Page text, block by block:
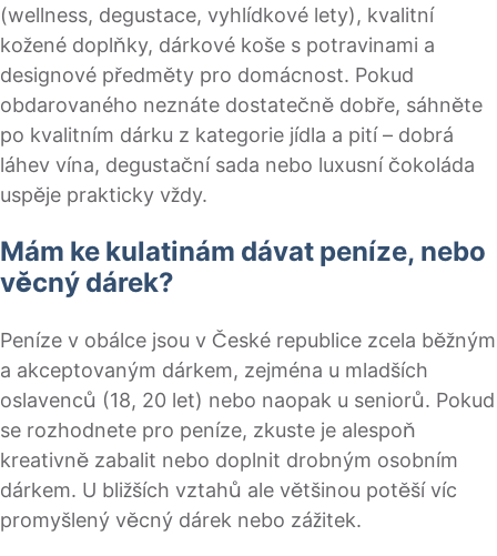
(wellness, degustace, vyhlídkové lety), kvalitní
kožené doplňky, dárkové koše s potravinami a
designové předměty pro domácnost. Pokud
obdarovaného neznáte dostatečně dobře, sáhněte
po kvalitním dárku z kategorie jídla a pití – dobrá
láhev vína, degustační sada nebo luxusní čokoláda
uspěje prakticky vždy.
Mám ke kulatinám dávat peníze, nebo
věcný dárek?
Peníze v obálce jsou v České republice zcela běžným
a akceptovaným dárkem, zejména u mladších
oslavenců (18, 20 let) nebo naopak u seniorů. Pokud
se rozhodnete pro peníze, zkuste je alespoň
kreativně zabalit nebo doplnit drobným osobním
dárkem. U bližších vztahů ale většinou potěší víc
promyšlený věcný dárek nebo zážitek.